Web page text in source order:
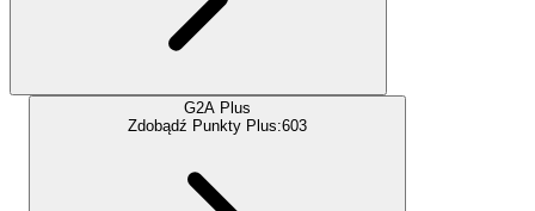
G2A Plus
Zdobądź Punkty Plus:603